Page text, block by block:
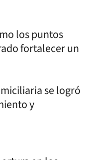
los puntos
fortalecer un
se logró
y